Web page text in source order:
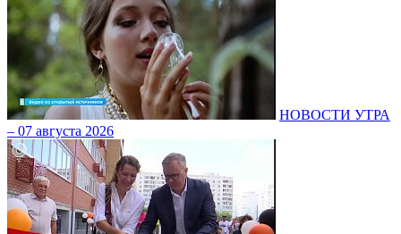
НОВОСТИ УТРА
– 07 августа 2026